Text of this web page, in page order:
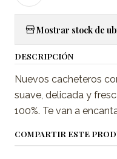
Mostrar stock de
DESCRIPCIÓN
Nuevos cacheteros
suave, delicada y
100%. Te van a
COMPARTIR ESTE